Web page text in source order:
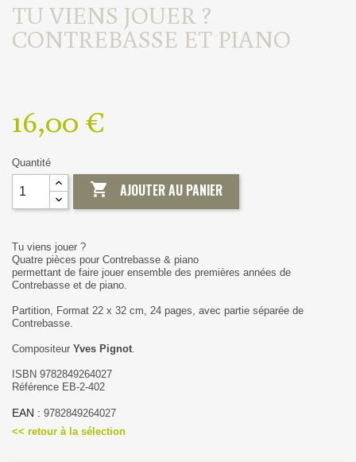
TU VIENS JOUER ?
CONTREBASSE ET PIANO
16,00 €
Quantité
 AJOUTER AU PANIER
Tu viens jouer ?
Quatre pièces pour Contrebasse & piano
permettant de faire jouer ensemble des premières années de
Contrebasse et de piano.
Partition, Format 22 x 32 cm, 24 pages, avec partie séparée de
Contrebasse.
Compositeur Yves Pignot
ISBN 9782849264027
Référence EB-2-402
EAN : 9782849264027
<< retour à la sélection